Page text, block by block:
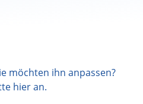
möchten ihn anpassen?
hieran.